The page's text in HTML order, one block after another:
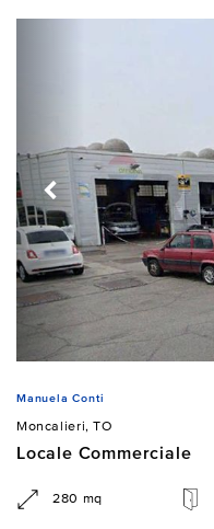
Manuela Conti
Moncalieri, TO
Locale Commerciale
280 mq